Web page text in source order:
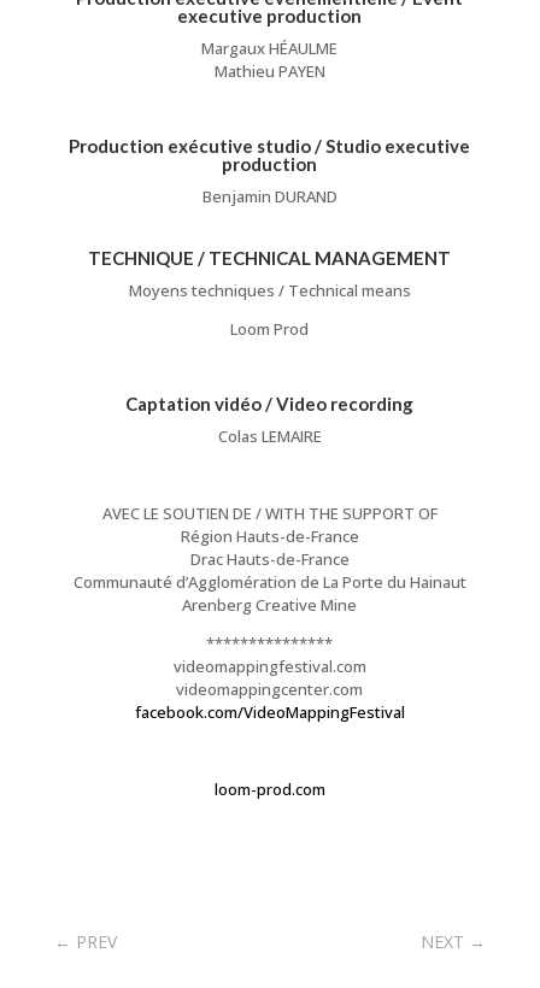
executive production
Margaux HÉAULME
Mathieu PAYEN
Production exécutive studio / Studio executive
production
Benjamin DURAND
TECHNIQUE / TECHNICAL MANAGEMENT
Moyens techniques / Technical means
Loom Prod
Captation vidéo / Video recording
Colas LEMAIRE
AVEC LE SOUTIEN DE / WITH THE SUPPORT OF
Région Hauts-de-France
Drac Hauts-de-France
Communauté d’Agglomération de La Porte du Hainaut
Arenberg Creative Mine
***************
videomappingfestival.com
videomappingcenter.com
facebook.com/VideoMappingFestival
loom-prod.com
← PREV NEXT →